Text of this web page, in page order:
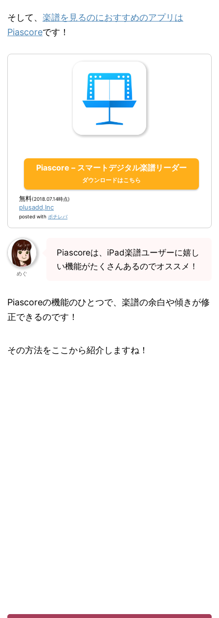
そして、 楽譜を見るのにおすすめのアプリは
Piascoreです！
Piascore – スマートデジタル楽譜リーダー
無料(2018.07.14時点)
plusadd,Inc
posted with ポチレバ
めぐ
Piascoreは、iPad楽譜ユーザーに嬉し
い機能がたくさんあるのでオススメ！
Piascoreの機能のひとつで、楽譜の余白や傾きが修
正できるのです！
その方法をここから紹介しますね！